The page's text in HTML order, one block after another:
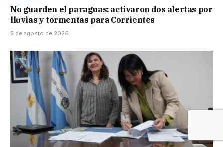
No guarden el paraguas: activaron dos alertas por
lluvias y tormentas para Corrientes
5 de agosto de 2026